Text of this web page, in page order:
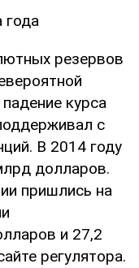
года
резервов
курса
с
В 2014 году
долларов.
пришлись на
и 27,2
регулятора.